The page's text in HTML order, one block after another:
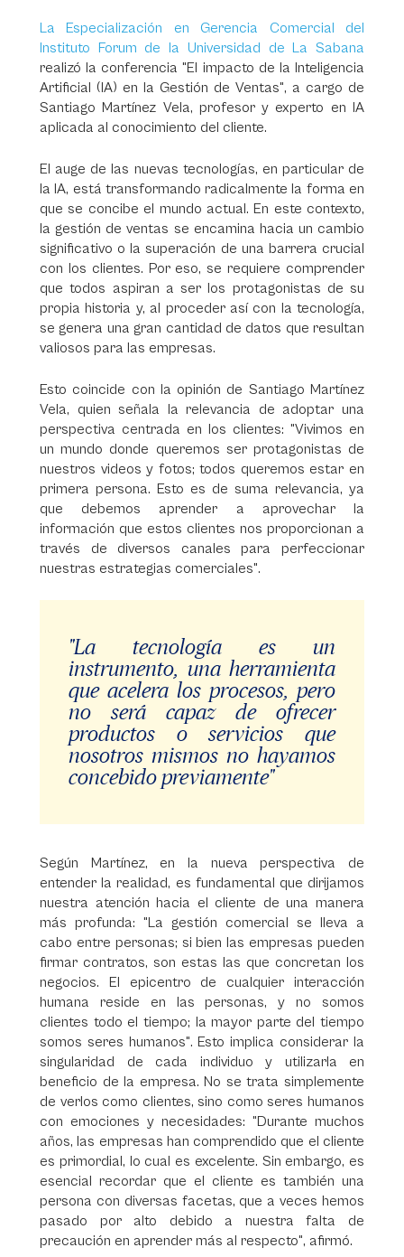
La Especialización en Gerencia Comercial del
Instituto Forum de la Universidad de La Sabana
realizó la conferencia "El impacto de la Inteligencia
Artificial (IA) en la Gestión de Ventas", a cargo de
Santiago Martínez Vela, profesor y experto en IA
aplicada al conocimiento del cliente.
El auge de las nuevas tecnologías, en particular de
la IA, está transformando radicalmente la forma en
que se concibe el mundo actual. En este contexto,
la gestión de ventas se encamina hacia un cambio
significativo o la superación de una barrera crucial
con los clientes. Por eso, se requiere comprender
que todos aspiran a ser los protagonistas de su
propia historia y, al proceder así con la tecnología,
se genera una gran cantidad de datos que resultan
valiosos para las empresas.
Esto coincide con la opinión de Santiago Martínez
Vela, quien señala la relevancia de adoptar una
perspectiva centrada en los clientes: "Vivimos en
un mundo donde queremos ser protagonistas de
nuestros videos y fotos; todos queremos estar en
primera persona. Esto es de suma relevancia, ya
que debemos aprender a aprovechar la
información que estos clientes nos proporcionan a
través de diversos canales para perfeccionar
nuestras estrategias comerciales".
"La tecnología es un
instrumento, una herramienta
que acelera los procesos, pero
no será capaz de ofrecer
productos o servicios que
nosotros mismos no hayamos
concebido previamente"
Según Martínez, en la nueva perspectiva de
entender la realidad, es fundamental que dirijamos
nuestra atención hacia el cliente de una manera
más profunda: "La gestión comercial se lleva a
cabo entre personas; si bien las empresas pueden
firmar contratos, son estas las que concretan los
negocios. El epicentro de cualquier interacción
humana reside en las personas, y no somos
clientes todo el tiempo; la mayor parte del tiempo
somos seres humanos". Esto implica considerar la
singularidad de cada individuo y utilizarla en
beneficio de la empresa. No se trata simplemente
de verlos como clientes, sino como seres humanos
con emociones y necesidades: "Durante muchos
años, las empresas han comprendido que el cliente
es primordial, lo cual es excelente. Sin embargo, es
esencial recordar que el cliente es también una
persona con diversas facetas, que a veces hemos
pasado por alto debido a nuestra falta de
precaución en aprender más al respecto", afirmó.